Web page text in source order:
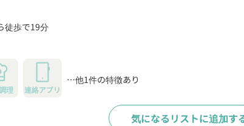
徒歩で19分
理 連絡アプリ
…他1件の特徴あり
気になるリストに追加す